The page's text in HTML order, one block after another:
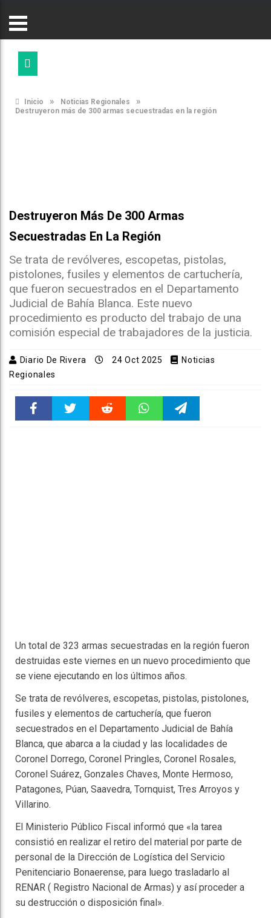
Inicio » Noticias Regionales »
Destruyeron más de 300 armas secuestradas en la región
Destruyeron Más De 300 Armas
Secuestradas En La Región
Se trata de revólveres, escopetas, pistolas,
pistolones, fusiles y elementos de cartuchería,
que fueron secuestrados en el Departamento
Judicial de Bahía Blanca. Este nuevo
procedimiento es producto del trabajo de una
comisión especial de trabajadores de la justicia.
Diario De Rivera 24 Oct 2025
Noticias
Regionales
Un total de 323 armas secuestradas en la región fueron
destruidas este viernes en un nuevo procedimiento que
se viene ejecutando en los últimos años.
Se trata de revólveres, escopetas, pistolas, pistolones,
fusiles y elementos de cartuchería, que fueron
secuestrados en el Departamento Judicial de Bahía
Blanca, que abarca a la ciudad y las localidades de
Coronel Dorrego, Coronel Pringles, Coronel Rosales,
Coronel Suárez, Gonzales Chaves, Monte Hermoso,
Patagones, Púan, Saavedra, Tornquist, Tres Arroyos y
Villarino.
El Ministerio Público Fiscal informó que «la tarea
consistió en realizar el retiro del material por parte de
personal de la Dirección de Logística del Servicio
Penitenciario Bonaerense, para luego trasladarlo al
RENAR ( Registro Nacional de Armas) y así proceder a
su destrucción o disposición final».